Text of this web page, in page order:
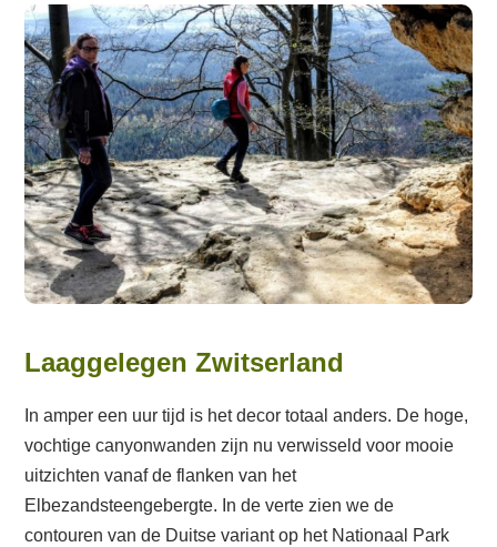
Laaggelegen Zwitserland
In amper een uur tijd is het decor totaal anders. De hoge,
vochtige canyonwanden zijn nu verwisseld voor mooie
uitzichten vanaf de flanken van het
Elbezandsteengebergte. In de verte zien we de
contouren van de Duitse variant op het Nationaal Park